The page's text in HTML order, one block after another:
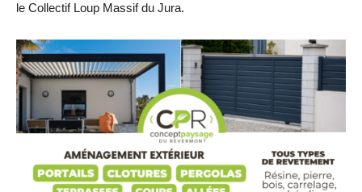
le Collectif Loup Massif du Jura.